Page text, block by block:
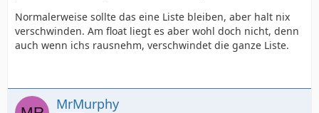
Normalerweise sollte das eine Liste bleiben, aber halt nix
verschwinden. Am float liegt es aber wohl doch nicht, denn
auch wenn ichs rausnehm, verschwindet die ganze Liste.
MrMurphy